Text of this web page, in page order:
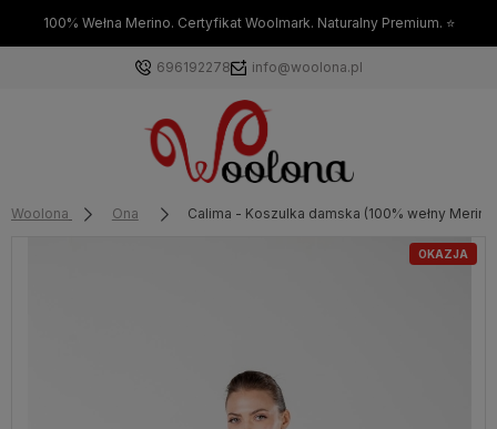
100% Wełna Merino. Certyfikat Woolmark. Naturalny Premium. ⭐
696192278 info@woolona.pl
Woolona Ona Calima - Koszulka damska (100% wełny
OKAZJA